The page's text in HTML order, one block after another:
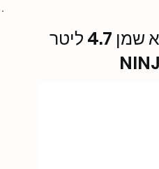
סיר טיגון ללא שמן 4.7 ליטר